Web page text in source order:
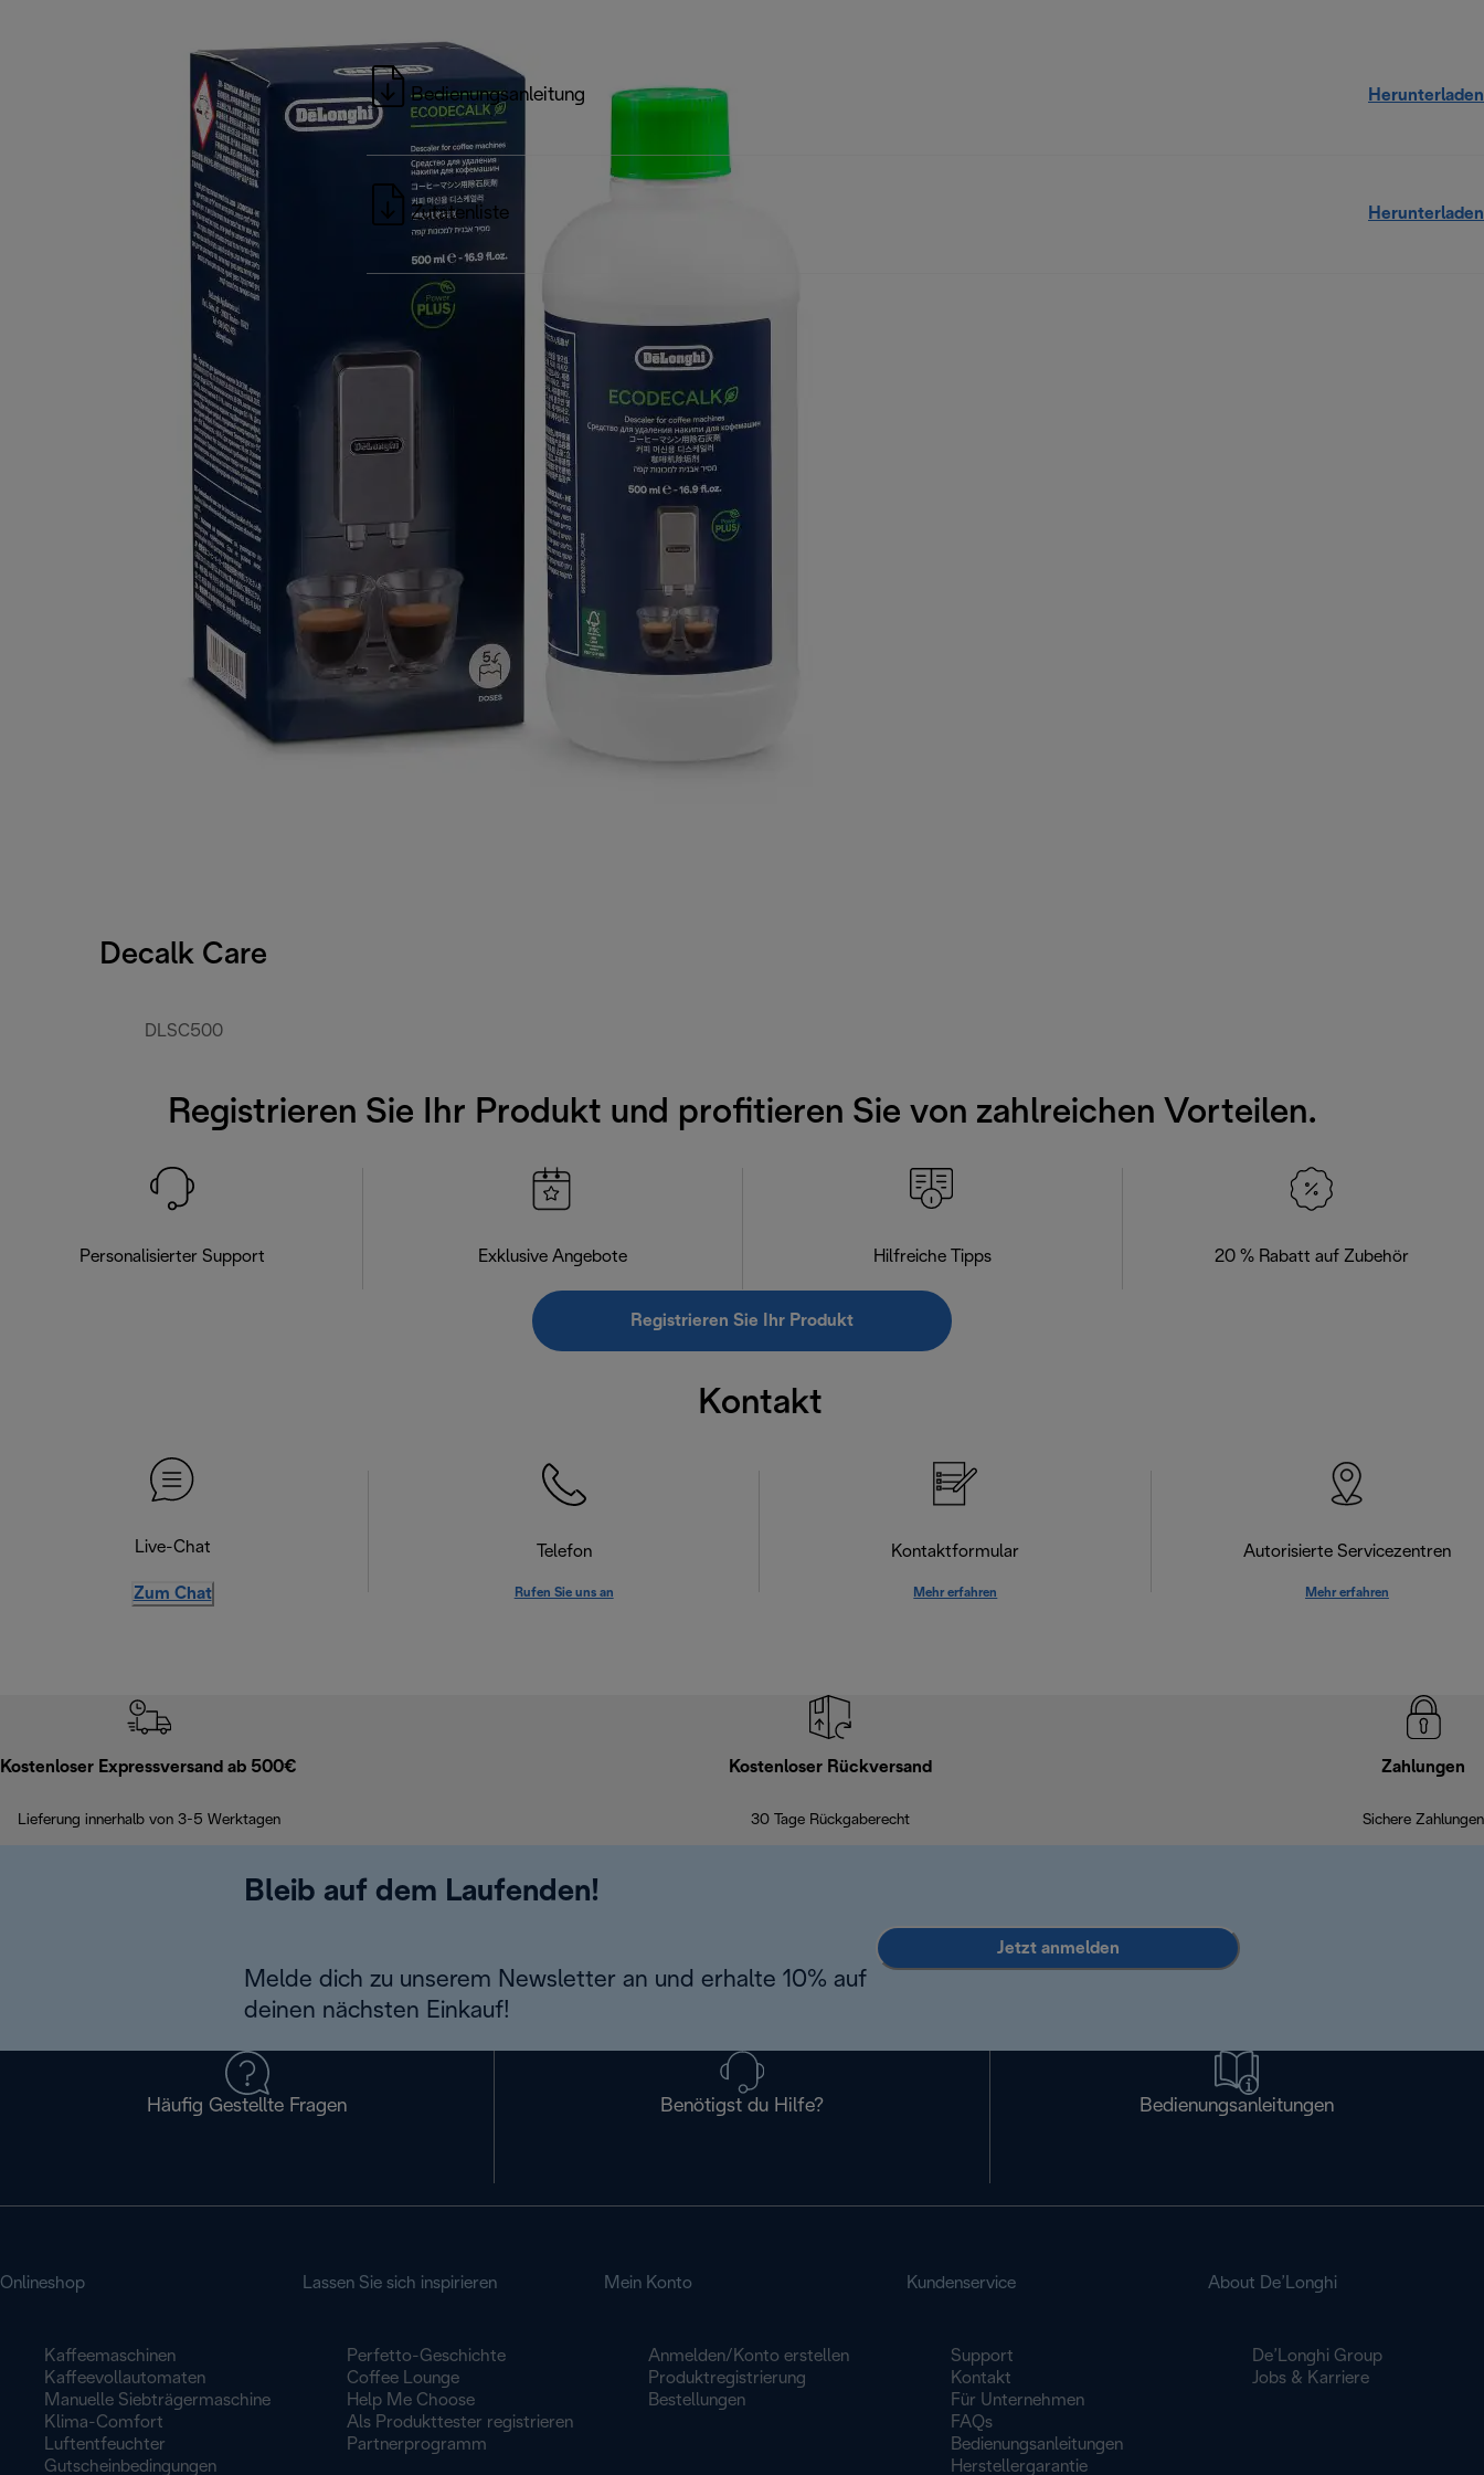
Decalk Care
DLSC500
Bedienungsanleitung Herunterladen
Zutatenliste Herunterladen
Registrieren Sie Ihr Produkt und profitieren Sie von zahlreichen Vorteilen.
Personalisierter Support Exklusive Angebote Hilfreiche Tipps 20 % Rabatt auf Zubehör
Registrieren Sie Ihr Produkt
Kontakt
Live-Chat
Zum Chat
Telefon
Rufen Sie uns an
Kontaktformular
Mehr erfahren
Autorisierte Servicezentren
Mehr erfahren
Kostenloser Expressversand ab 500€
Lieferung innerhalb von 3-5 Werktagen
Kostenloser Rückversand
30 Tage Rückgaberecht
Zahlungen
Sichere Zahlungen
Bleib auf dem Laufenden!
Melde dich zu unserem Newsletter an und erhalte 10% auf
deinen nächsten Einkauf!
Jetzt anmelden
Häufig Gestellte Fragen Benötigst du Hilfe? Bedienungsanleitungen
Onlineshop
Kaffeemaschinen
Kaffeevollautomaten
Manuelle Siebträgermaschine
Klima-Comfort
Luftentfeuchter
Gutscheinbedingungen
Lassen Sie sich inspirieren
Perfetto-Geschichte
Coffee Lounge
Help Me Choose
Als Produkttester registrieren
Partnerprogramm
Mein Konto
Anmelden/Konto erstellen
Produktregistrierung
Bestellungen
Kundenservice
Support
Kontakt
Für Unternehmen
FAQs
Bedienungsanleitungen
Herstellergarantie
About De’Longhi
De’Longhi Group
Jobs & Karriere